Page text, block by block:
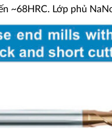
~68HRC. Lớp phủ